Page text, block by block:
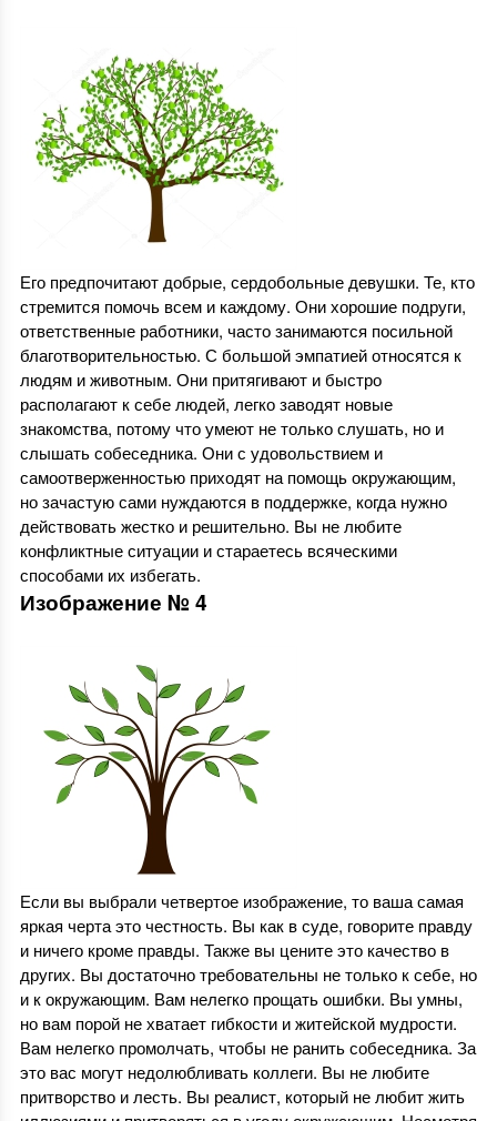
Его предпочитают добрые, сердобольные девушки. Те, кто
стремится помочь всем и каждому. Они хорошие подруги,
ответственные работники, часто занимаются посильной
благотворительностью. С большой эмпатией относятся к
людям и животным. Они притягивают и быстро
располагают к себе людей, легко заводят новые
знакомства, потому что умеют не только слушать, но и
слышать собеседника. Они с удовольствием и
самоотверженностью приходят на помощь окружающим,
но зачастую сами нуждаются в поддержке, когда нужно
действовать жестко и решительно. Вы не любите
конфликтные ситуации и стараетесь всяческими
способами их избегать.
Изображение № 4
Если вы выбрали четвертое изображение, то ваша самая
яркая черта это честность. Вы как в суде, говорите правду
и ничего кроме правды. Также вы цените это качество в
других. Вы достаточно требовательны не только к себе, но
и к окружающим. Вам нелегко прощать ошибки. Вы умны,
но вам порой не хватает гибкости и житейской мудрости.
Вам нелегко промолчать, чтобы не ранить собеседника. За
это вас могут недолюбливать коллеги. Вы не любите
притворство и лесть. Вы реалист, который не любит жить